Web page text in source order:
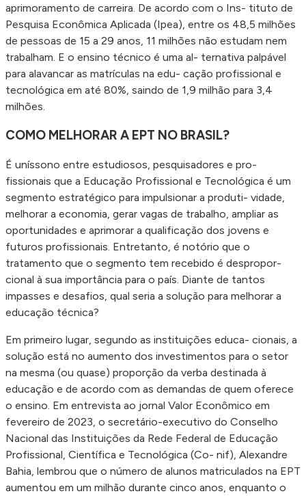
aprimoramento de carreira. De acordo com o Ins- tituto de
Pesquisa Econômica Aplicada (Ipea), entre os 48,5 milhões
de pessoas de 15 a 29 anos, 11 milhões não estudam nem
trabalham. E o ensino técnico é uma al- ternativa palpável
para alavancar as matrículas na edu- cação profissional e
tecnológica em até 80%, saindo de 1,9 milhão para 3,4
milhões.
COMO MELHORAR A EPT NO BRASIL?
É uníssono entre estudiosos, pesquisadores e pro-
fissionais que a Educação Profissional e Tecnológica é um
segmento estratégico para impulsionar a produti- vidade,
melhorar a economia, gerar vagas de trabalho, ampliar as
oportunidades e aprimorar a qualificação dos jovens e
futuros profissionais. Entretanto, é notório que o
tratamento que o segmento tem recebido é despropor-
cional à sua importância para o país. Diante de tantos
impasses e desafios, qual seria a solução para melhorar a
educação técnica?
Em primeiro lugar, segundo as instituições educa- cionais, a
solução está no aumento dos investimentos para o setor
na mesma (ou quase) proporção da verba destinada à
educação e de acordo com as demandas de quem oferece
o ensino. Em entrevista ao jornal Valor Econômico em
fevereiro de 2023, o secretário-executivo do Conselho
Nacional das Instituições da Rede Federal de Educação
Profissional, Científica e Tecnológica (Co- nif), Alexandre
Bahia, lembrou que o número de alunos matriculados na EPT
aumentou em um milhão durante cinco anos, enquanto o